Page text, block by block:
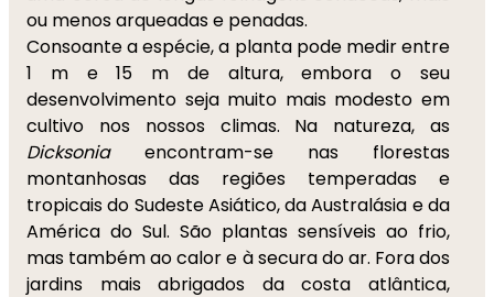
ou menos arqueadas e penadas.
Consoante a espécie, a planta pode medir entre
1 m e 15 m de altura, embora o seu
desenvolvimento seja muito mais modesto em
cultivo nos nossos climas. Na natureza, as
Dicksoniaencontram-se nas florestas
montanhosas das regiões temperadas e
tropicais do Sudeste Asiático, da Australásia e da
América do Sul. São plantas sensíveis ao frio,
mas também ao calor e à secura do ar. Fora dos
jardins mais abrigados da costa atlântica,